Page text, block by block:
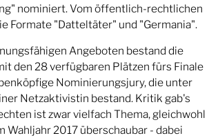
nominiert. Vom öffentlich-rechtlichen
Formate "Datteltäter" und "Germania".
Angeboten bestand die
den 28 verfügbaren Plätzen fürs Finale
Nominierungsjury, die unter
Netzaktivistin bestand. Kritik gab's
ist zwar vielfach Thema, gleichwohl
Wahljahr 2017 überschaubar - dabei